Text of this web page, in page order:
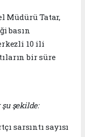
Müdürü Tatar,
basın
10 ili
bir süre
şu şekilde:
sarsıntı sayısı